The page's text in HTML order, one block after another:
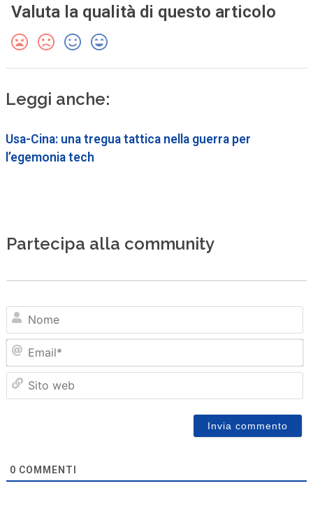
Valuta la qualità di questo articolo
Leggi anche:
Usa-Cina: una tregua tattica nella guerra per
l’egemonia tech
Partecipa alla community
0 COMMENTI